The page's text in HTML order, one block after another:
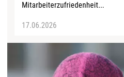
Mitarbeiterzufriedenheit...
17.06.2026